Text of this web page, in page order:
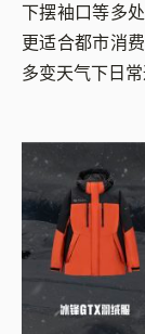
下摆袖口等多
更适合都市消
多变天气下日